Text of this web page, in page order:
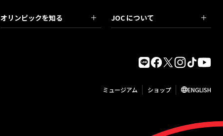
オリンピックを知る JOC について
ミュージアム ショップ ENGLISH